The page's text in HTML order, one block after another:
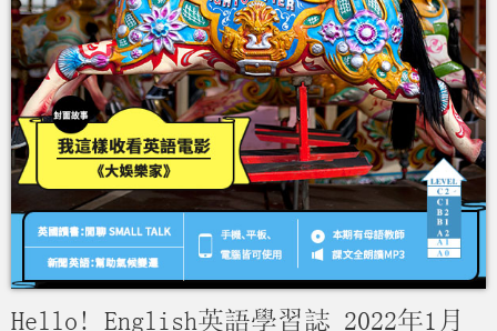
Hello! English英語學習誌 2022年1月